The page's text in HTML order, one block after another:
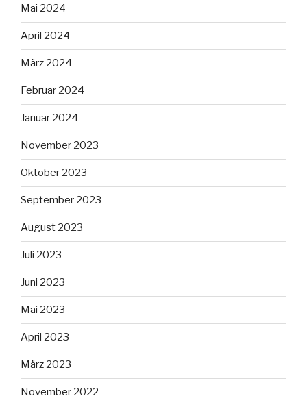
Mai 2024
April 2024
März 2024
Februar 2024
Januar 2024
November 2023
Oktober 2023
September 2023
August 2023
Juli 2023
Juni 2023
Mai 2023
April 2023
März 2023
November 2022